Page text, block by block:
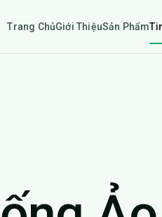
Trang ChủGiới ThiệuSản Phẩm